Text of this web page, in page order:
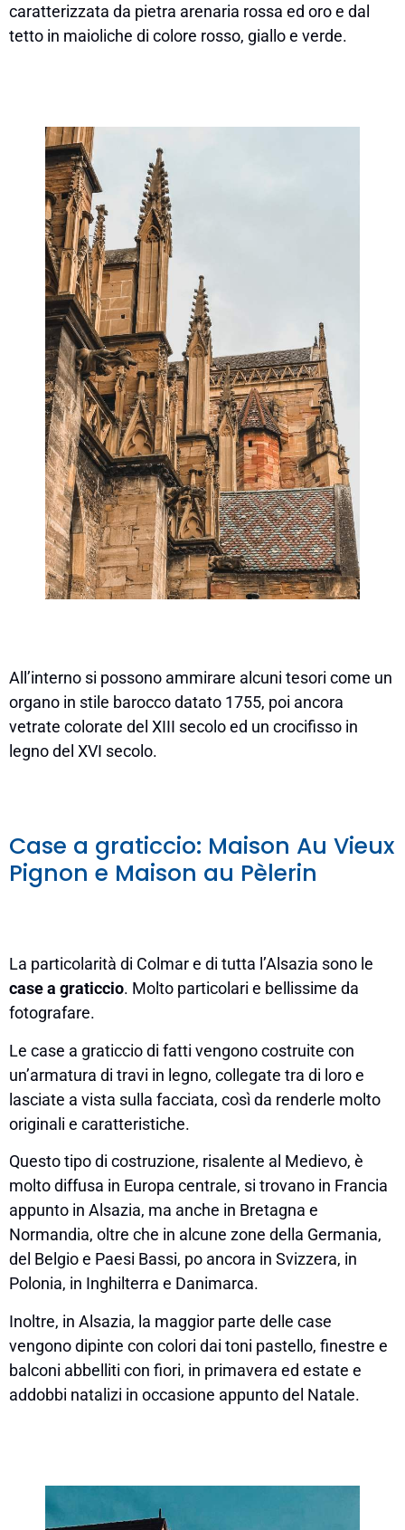
caratterizzata da pietra arenaria rossa ed oro e dal
tetto in maioliche di colore rosso, giallo e verde.
All’interno si possono ammirare alcuni tesori come un
organo in stile barocco datato 1755, poi ancora
vetrate colorate del XIII secolo ed un crocifisso in
legno del XVI secolo.
Case a graticcio: Maison Au Vieux
Pignon e Maison au Pèlerin
La particolarità di Colmar e di tutta l’Alsazia sono le
case a graticcio. Molto particolari e bellissime da
fotografare.
Le case a graticcio di fatti vengono costruite con
un’armatura di travi in legno, collegate tra di loro e
lasciate a vista sulla facciata, così da renderle molto
originali e caratteristiche.
Questo tipo di costruzione, risalente al Medievo, è
molto diffusa in Europa centrale, si trovano in Francia
appunto in Alsazia, ma anche in Bretagna e
Normandia, oltre che in alcune zone della Germania,
del Belgio e Paesi Bassi, po ancora in Svizzera, in
Polonia, in Inghilterra e Danimarca.
Inoltre, in Alsazia, la maggior parte delle case
vengono dipinte con colori dai toni pastello, finestre e
balconi abbelliti con fiori, in primavera ed estate e
addobbi natalizi in occasione appunto del Natale.